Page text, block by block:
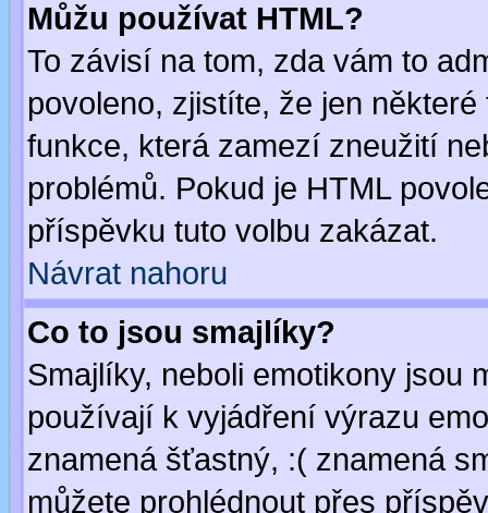
Můžu používat HTML?
To závisí na tom, zda vám to
povoleno, zjistíte, že jen
funkce, která zamezí zneužití
problémů. Pokud je HTML
příspěvku tuto volbu zakázat.
Návrat nahoru
Co to jsou smajlíky?
Smajlíky, neboli emotikony jsou
používají k vyjádření výrazu
znamená šťastný, :( znamená
můžete prohlédnout přes